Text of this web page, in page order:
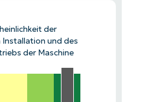
der
und des
der Maschine